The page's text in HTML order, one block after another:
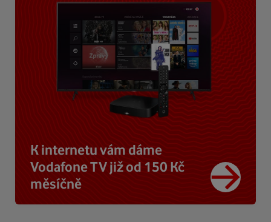
K internetu vám dáme
Vodafone TV již od 150 Kč
měsíčně